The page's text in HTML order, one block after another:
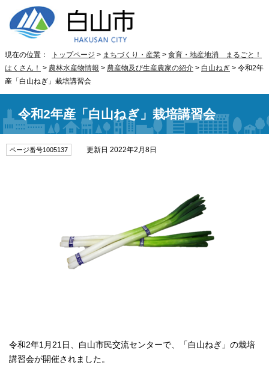
現在の位置： トップページ > まちづくり・産業 > 食育・地産地消 まるごと！
はくさん！ > 農林水産物情報 > 農産物及び生産農家の紹介 > 白山ねぎ > 令和2年
産「白山ねぎ」栽培講習会
令和2年産「白山ねぎ」栽培講習会
ページ番号1005137 更新日 2022年2月8日
令和2年1月21日、白山市民交流センターで、「白山ねぎ」の栽培
講習会が開催されました。